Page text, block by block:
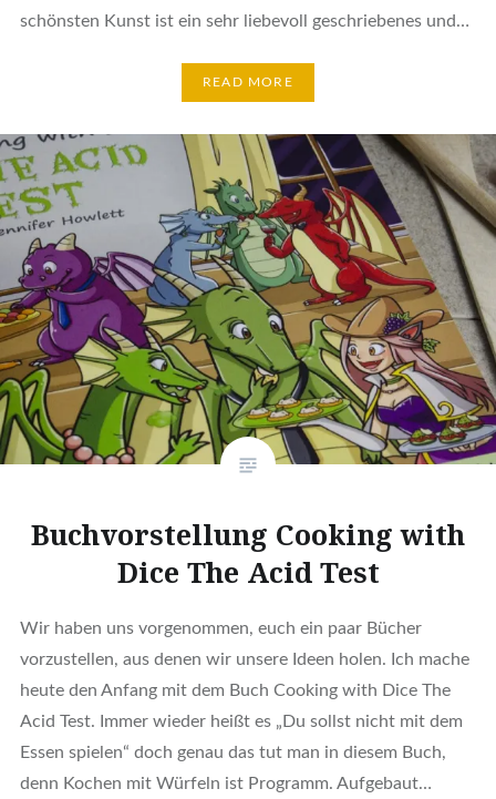
schönsten Kunst ist ein sehr liebevoll geschriebenes und…
READ MORE
Buchvorstellung Cooking with
Dice The Acid Test
Wir haben uns vorgenommen, euch ein paar Bücher
vorzustellen, aus denen wir unsere Ideen holen. Ich mache
heute den Anfang mit dem Buch Cooking with Dice The
Acid Test. Immer wieder heißt es „Du sollst nicht mit dem
Essen spielen“ doch genau das tut man in diesem Buch,
denn Kochen mit Würfeln ist Programm. Aufgebaut…